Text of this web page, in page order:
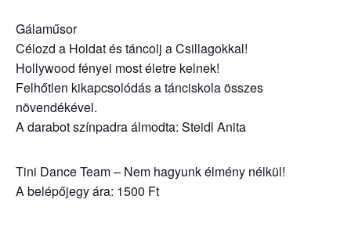
Gálaműsor
Célozd a Holdat és táncolj a Csillagokkal!
Hollywood fényei most életre kelnek!
Felhőtlen kikapcsolódás a tánciskola összes
növendékével.
A darabot színpadra álmodta: Steidl Anita
Tini Dance Team – Nem hagyunk élmény nélkül!
A belépőjegy ára: 1500 Ft